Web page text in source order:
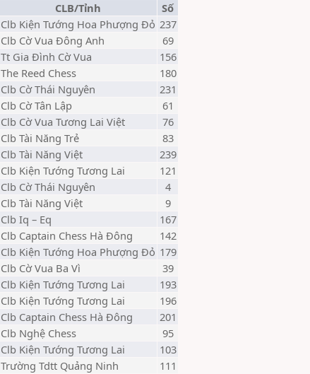
CLB/Tỉnh
Số
Clb Kiện Tướng Hoa Phượng Đỏ 237
Clb Cờ Vua Đông Anh
69
Tt Gia Đình Cờ Vua
156
The Reed Chess
180
Clb Cờ Thái Nguyên
231
Clb Cờ Tân Lập
61
Clb Cờ Vua Tương Lai Việt
76
Clb Tài Năng Trẻ
83
Clb Tài Năng Việt
239
Clb Kiện Tướng Tương Lai
121
Clb Cờ Thái Nguyên
4
Clb Tài Năng Việt
9
Clb Iq – Eq
167
Clb Captain Chess Hà Đông
142
Clb Kiện Tướng Hoa Phượng Đỏ 179
Clb Cờ Vua Ba Vì
39
Clb Kiện Tướng Tương Lai
193
Clb Kiện Tướng Tương Lai
196
Clb Captain Chess Hà Đông
201
Clb Nghệ Chess
95
Clb Kiện Tướng Tương Lai
103
Trường Tdtt Quảng Ninh
111